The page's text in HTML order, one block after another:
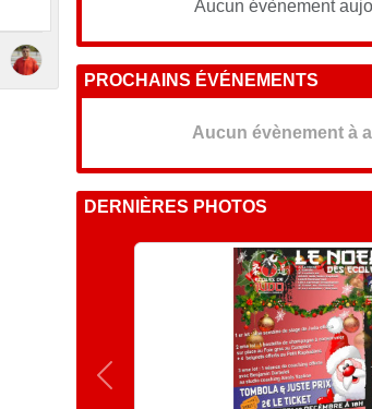
Aucun évènement
PROCHAINS ÉVÉNEMENTS
Aucun évènement à
DERNIÈRES PHOTOS
Précedent